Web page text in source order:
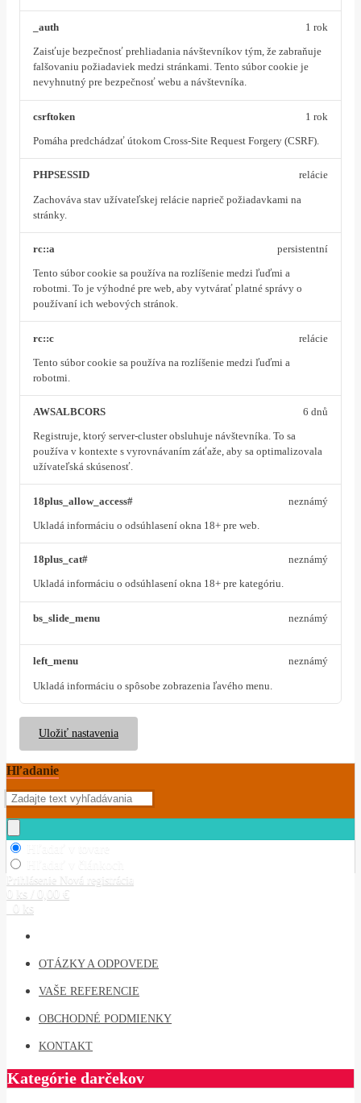
_auth
Zaisťuje bezpečnosť prehliadania návštevníkov tým, že zabraňuje
falšovaniu požiadaviek medzi stránkami. Tento súbor cookie je
nevyhnutný pre bezpečnosť webu a návštevníka.
1 rok
csrftoken
Pomáha predchádzať útokom Cross-Site Request Forgery (CSRF).
1 rok
PHPSESSID
Zachováva stav užívateľskej relácie naprieč požiadavkami na
stránky.
relácie
rc::a
Tento súbor cookie sa používa na rozlíšenie medzi ľuďmi a
robotmi. To je výhodné pre web, aby vytvárať platné správy o
používaní ich webových stránok.
persistentní
rc::c
Tento súbor cookie sa používa na rozlíšenie medzi ľuďmi a
robotmi.
relácie
AWSALBCORS
Registruje, ktorý server-cluster obsluhuje návštevníka. To sa
používa v kontexte s vyrovnávaním záťaže, aby sa optimalizovala
užívateľská skúsenosť.
6 dnů
18plus_allow_access#
Ukladá informáciu o odsúhlasení okna 18+ pre web.
neznámý
18plus_cat#
Ukladá informáciu o odsúhlasení okna 18+ pre kategóriu.
neznámý
bs_slide_menu neznámý
left_menu
Ukladá informáciu o spôsobe zobrazenia ľavého menu.
neznámý
Uložiť nastavenia
Hľadanie
Prihlásenie Nová registrácia
0 ks / 0,00 €
0 ks
OTÁZKY A ODPOVEDE
VAŠE REFERENCIE
OBCHODNÉ PODMIENKY
KONTAKT
Kategórie darčekov